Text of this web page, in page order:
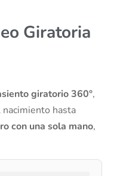
Giratoria
giratorio 360°,
hasta
con una sola mano,